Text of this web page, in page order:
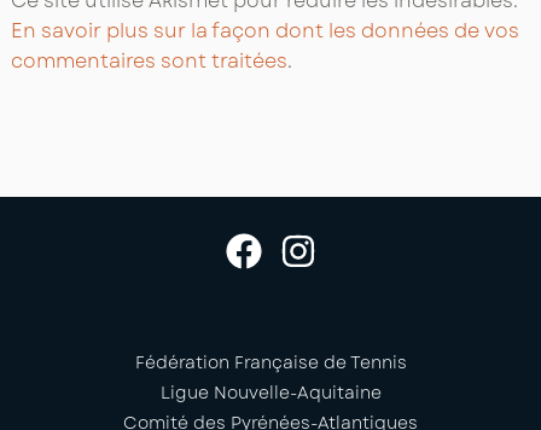
En savoir plus sur la façon dont les données de vos
commentaires sont traitées.
Fédération Française de Tennis
Ligue Nouvelle-Aquitaine
Comité des Pyrénées-Atlantiques